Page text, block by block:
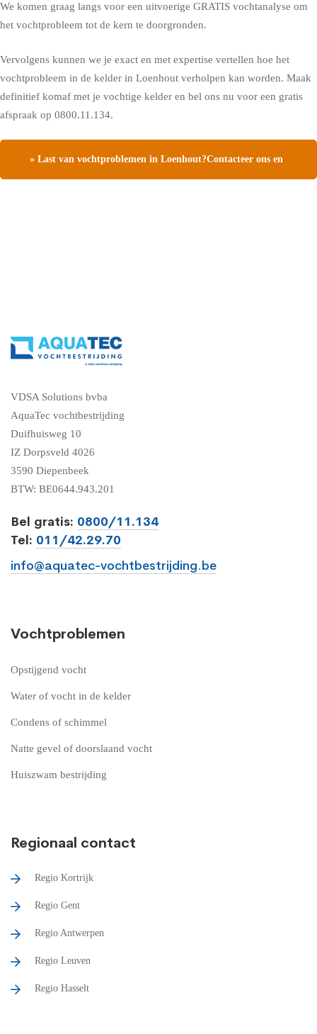
We komen graag langs voor een uitvoerige GRATIS vochtanalyse om
het vochtprobleem tot de kern te doorgronden.
Vervolgens kunnen we je exact en met expertise vertellen hoe het
vochtprobleem in de kelder in Loenhout verholpen kan worden. Maak
definitief komaf met je vochtige kelder en bel ons nu voor een gratis
afspraak op 0800.11.134.
» Last van vochtproblemen in Loenhout?Contacteer ons en
VDSA Solutions bvba
AquaTec vochtbestrijding
Duifhuisweg 10
IZ Dorpsveld 4026
3590 Diepenbeek
BTW: BE0644.943.201
Bel gratis: 0800/11.134
Tel: 011/42.29.70
info@aquatec-vochtbestrijding.be
Vochtproblemen
Opstijgend vocht
Water of vocht in de kelder
Condens of schimmel
Natte gevel of doorslaand vocht
Huiszwam bestrijding
Regionaal contact
Regio Kortrijk
Regio Gent
Regio Antwerpen
Regio Leuven
Regio Hasselt